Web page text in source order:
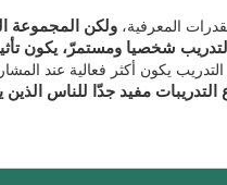
المعرفية، ولكن المجموعة
شخصيا ومستمرّ، يكون
يكون أكثر فعالية عند
التدريبات مفيد جدّا للناس الذين